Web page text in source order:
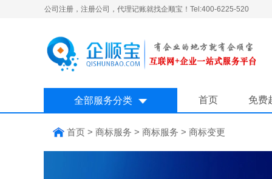
公司注册，注册公司，代理记账就找企顺宝！Tel:400-6225-520
全部服务分类 首页 免费
首页 > 商标服务 > 商标服务 > 商标变更